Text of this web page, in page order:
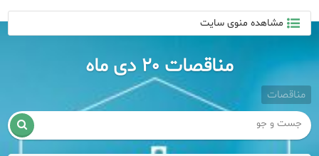
مشاهده منوی سایت
مناقصات ۲۰ دی ماه
مناقصات
